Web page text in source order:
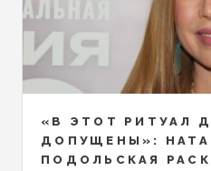
«В ЭТОТ РИТУАЛ
ДОПУЩЕНЫ»:
ПОДОЛЬСКАЯ